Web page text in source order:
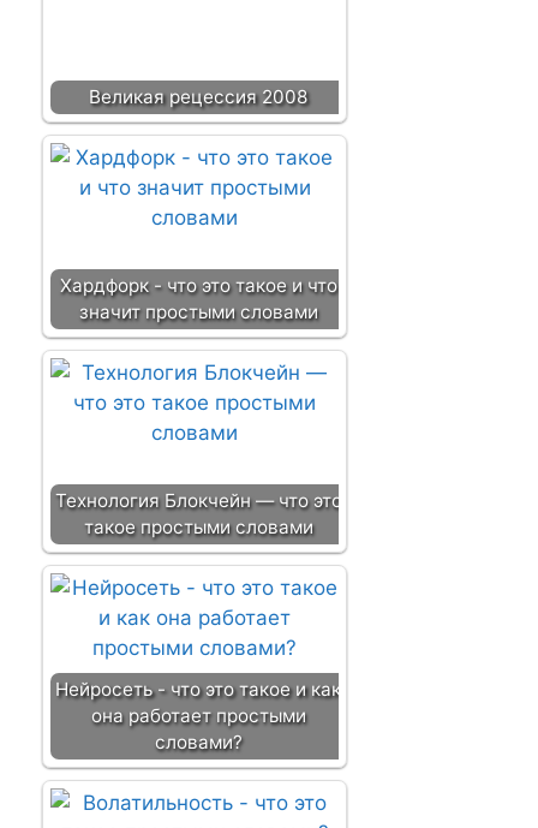
Великая рецессия 2008
Хардфорк - что это такое и что
значит простыми словами
Технология Блокчейн — что это
такое простыми словами
Нейросеть - что это такое и как
она работает простыми
словами?